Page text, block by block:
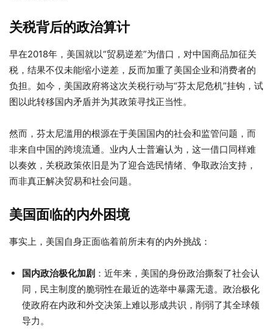
关税背后的政治算计
早在2018年，美国就以“贸易逆差”为借口，对中国商品加征关
税，结果不仅未能缩小逆差，反而加重了美国企业和消费者的
负担。如今，美国政府将这次关税行动与“芬太尼危机”挂钩，试
图以此转移国内矛盾并为其政策寻找正当性。
然而，芬太尼滥用的根源在于美国国内的社会和监管问题，而
非来自中国的跨境流通。业内人士普遍认为，这一借口同样难
以奏效，关税政策依旧是为了迎合选民情绪、争取政治支持，
而非真正解决贸易和社会问题。
美国面临的内外困境
事实上，美国自身正面临着前所未有的内外挑战：
国内政治极化加剧 ：近年来，美国的身份政治撕裂了社会认
同，民主制度的脆弱性在最近的选举中暴露无遗。政治极化
使政府在内政和外交决策上难以形成共识，削弱了其全球领
导力。